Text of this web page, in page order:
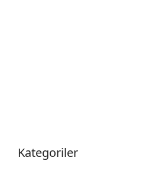
Kategoriler